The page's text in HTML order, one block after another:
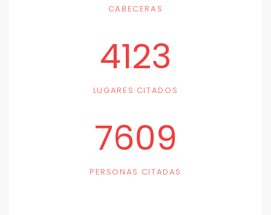
CABECERAS
4123
LUGARES CITADOS
7609
PERSONAS CITADAS